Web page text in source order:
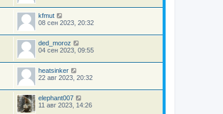
kfmut
08 сен 2023, 20:32
ded_moroz
04 сен 2023, 09:55
heatsinker
22 авг 2023, 20:32
elephant007
11 авг 2023, 14:26